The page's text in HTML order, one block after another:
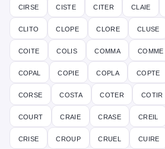
cirse ciste citer claie
clito clope clore cluse
coite colis comma comme
copal copie copla copte
corse costa coter cotir
court craie crase creil
crise croup cruel cuire